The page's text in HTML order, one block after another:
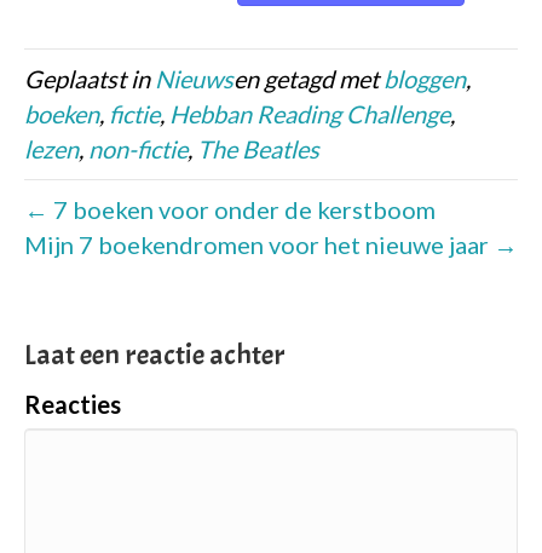
Geplaatst in Nieuwsen getagd metbloggen,
boeken, fictie, Hebban Reading Challenge,
lezen, non-fictie, The Beatles
← 7 boeken voor onder de kerstboom
Mijn 7 boekendromen voor het nieuwe jaar →
Laat een reactie achter
Reacties